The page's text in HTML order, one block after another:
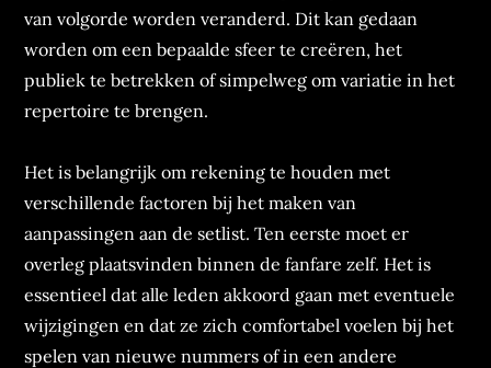
van volgorde worden veranderd. Dit kan gedaan
worden om een bepaalde sfeer te creëren, het
publiek te betrekken of simpelweg om variatie in het
repertoire te brengen.
Het is belangrijk om rekening te houden met
verschillende factoren bij het maken van
aanpassingen aan de setlist. Ten eerste moet er
overleg plaatsvinden binnen de fanfare zelf. Het is
essentieel dat alle leden akkoord gaan met eventuele
wijzigingen en dat ze zich comfortabel voelen bij het
spelen van nieuwe nummers of in een andere